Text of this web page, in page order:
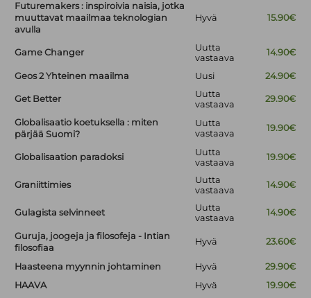
Futuremakers : inspiroivia naisia, jotka
muuttavat maailmaa teknologian
avulla
Hyvä 15.90€
Game Changer
Uutta
vastaava
14.90€
Geos 2 Yhteinen maailma Uusi 24.90€
Get Better
Uutta
vastaava
29.90€
Globalisaatio koetuksella : miten
pärjää Suomi?
Uutta
vastaava
19.90€
Globalisaation paradoksi
Uutta
vastaava
19.90€
Graniittimies
Uutta
vastaava
14.90€
Gulagista selvinneet
Uutta
vastaava
14.90€
Guruja, joogeja ja filosofeja - Intian
filosofiaa
Hyvä 23.60€
Haasteena myynnin johtaminen Hyvä
29.90€
HAAVA
Hyvä
19.90€